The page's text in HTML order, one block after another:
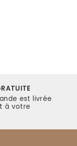
est livrée
à votre